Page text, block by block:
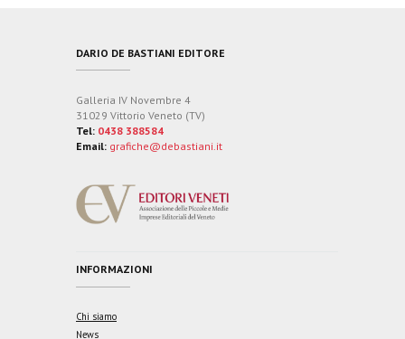
DARIO DE BASTIANI EDITORE
Galleria IV Novembre 4
31029 Vittorio Veneto (TV)
Tel: 0438 388584
Email: grafiche@debastiani.it
INFORMAZIONI
Chi siamo
News